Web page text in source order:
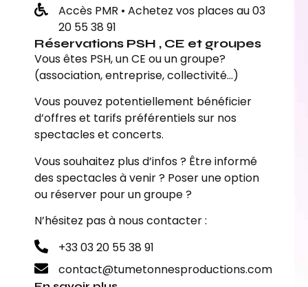
Accès PMR • Achetez vos places au 03
20 55 38 91
Réservations PSH , CE et groupes
Vous êtes PSH, un CE ou un groupe?
(association, entreprise, collectivité…)
Vous pouvez potentiellement bénéficier
d’offres et tarifs préférentiels sur nos
spectacles et concerts.
Vous souhaitez plus d’infos ? Être informé
des spectacles à venir ? Poser une option
ou réserver pour un groupe ?
N’hésitez pas à nous contacter :
+33 03 20 55 38 91
contact@tumetonnesproductions.com